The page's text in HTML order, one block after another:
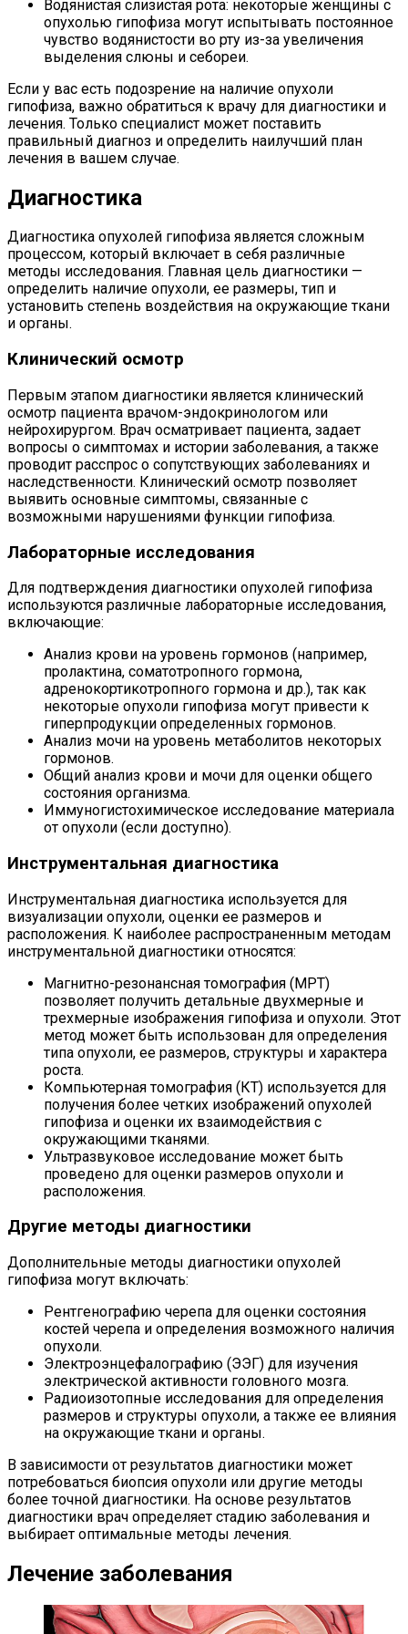
Водянистая слизистая рота: некоторые женщины с
опухолью гипофиза могут испытывать постоянное
чувство водянистости во рту из-за увеличения
выделения слюны и себореи.
Если у вас есть подозрение на наличие опухоли
гипофиза, важно обратиться к врачу для диагностики и
лечения. Только специалист может поставить
правильный диагноз и определить наилучший план
лечения в вашем случае.
Диагностика
Диагностика опухолей гипофиза является сложным
процессом, который включает в себя различные
методы исследования. Главная цель диагностики —
определить наличие опухоли, ее размеры, тип и
установить степень воздействия на окружающие ткани
и органы.
Клинический осмотр
Первым этапом диагностики является клинический
осмотр пациента врачом-эндокринологом или
нейрохирургом. Врач осматривает пациента, задает
вопросы о симптомах и истории заболевания, а также
проводит расспрос о сопутствующих заболеваниях и
наследственности. Клинический осмотр позволяет
выявить основные симптомы, связанные с
возможными нарушениями функции гипофиза.
Лабораторные исследования
Для подтверждения диагностики опухолей гипофиза
используются различные лабораторные исследования,
включающие:
Анализ крови на уровень гормонов (например,
пролактина, соматотропного гормона,
адренокортикотропного гормона и др.), так как
некоторые опухоли гипофиза могут привести к
гиперпродукции определенных гормонов.
Анализ мочи на уровень метаболитов некоторых
гормонов.
Общий анализ крови и мочи для оценки общего
состояния организма.
Иммуногистохимическое исследование материала
от опухоли (если доступно).
Инструментальная диагностика
Инструментальная диагностика используется для
визуализации опухоли, оценки ее размеров и
расположения. К наиболее распространенным методам
инструментальной диагностики относятся:
Магнитно-резонансная томография (МРТ)
позволяет получить детальные двухмерные и
трехмерные изображения гипофиза и опухоли. Этот
метод может быть использован для определения
типа опухоли, ее размеров, структуры и характера
роста.
Компьютерная томография (КТ) используется для
получения более четких изображений опухолей
гипофиза и оценки их взаимодействия с
окружающими тканями.
Ультразвуковое исследование может быть
проведено для оценки размеров опухоли и
расположения.
Другие методы диагностики
Дополнительные методы диагностики опухолей
гипофиза могут включать:
Рентгенографию черепа для оценки состояния
костей черепа и определения возможного наличия
опухоли.
Электроэнцефалографию (ЭЭГ) для изучения
электрической активности головного мозга.
Радиоизотопные исследования для определения
размеров и структуры опухоли, а также ее влияния
на окружающие ткани и органы.
В зависимости от результатов диагностики может
потребоваться биопсия опухоли или другие методы
более точной диагностики. На основе результатов
диагностики врач определяет стадию заболевания и
выбирает оптимальные методы лечения.
Лечение заболевания